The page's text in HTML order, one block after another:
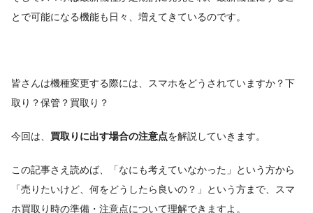
とで可能になる機能も日々、増えてきているのです。
皆さんは機種変更する際には、スマホをどうされていますか？下
取り？保管？買取り？
今回は、 買取りに出す場合の注意点を解説していきます。
この記事さえ読めば、「なにも考えていなかった」という方から
「売りたいけど、何をどうしたら良いの？」という方まで、スマ
ホ買取り時の準備・注意点について理解できますよ。